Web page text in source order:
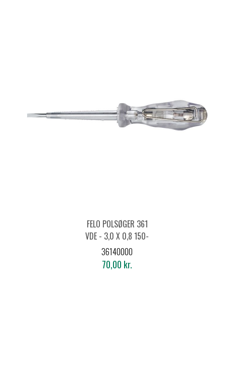
FELO POLSØGER 361
VDE - 3,0 X 0,8 150-
250V
36140000
70,00 kr.